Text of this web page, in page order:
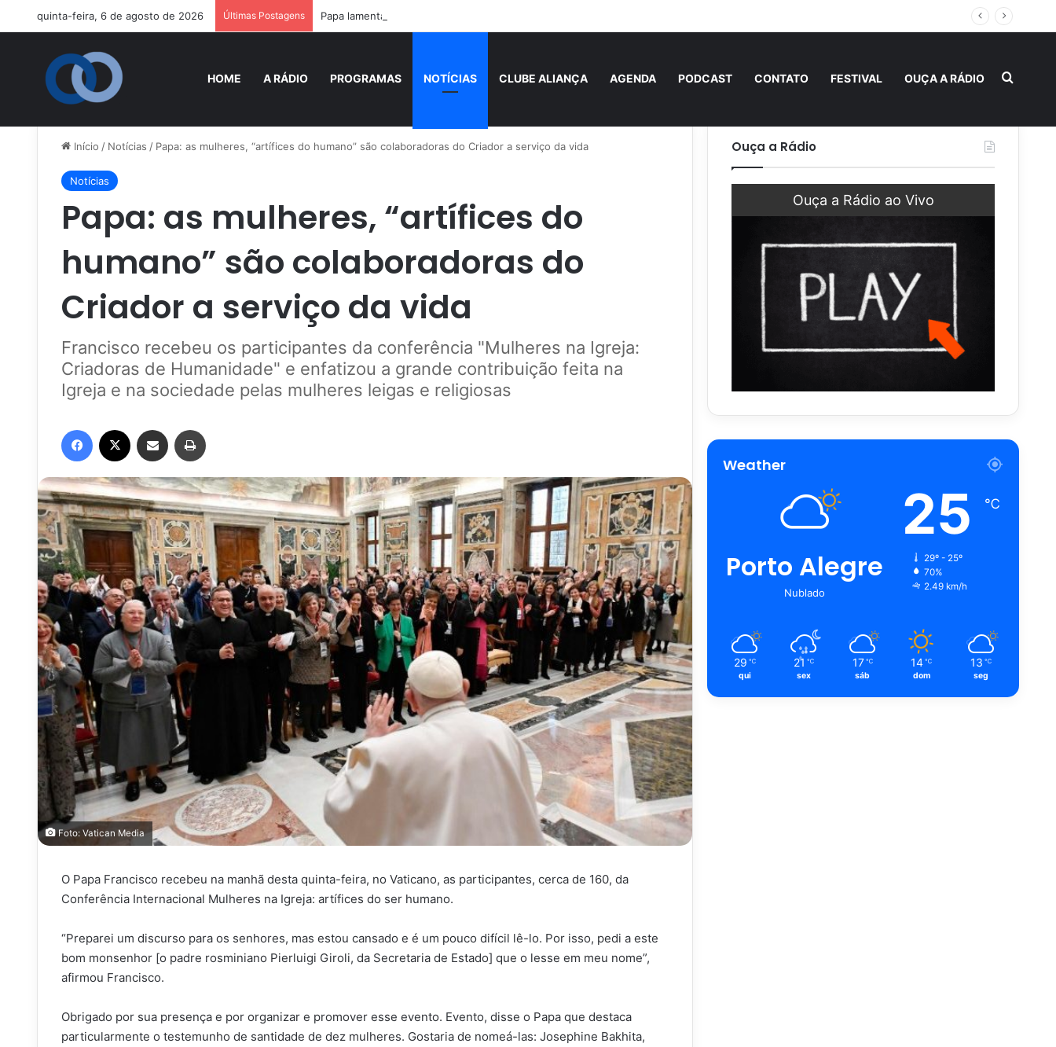
quinta-feira, 6 de agosto de 2026 Últimas Postagens Papa lamenta perda do hábito da oração nas famílias e convida fiéis a redescobrirem sua importância
HOME A RÁDIO PROGRAMAS NOTÍCIAS CLUBE ALIANÇA AGENDA PODCAST CONTATO FESTIVAL OUÇA A RÁDIO
Início / Notícias / Papa: as mulheres, “artífices do humano” são colaboradoras do Criador a serviço da vida
Notícias
Papa: as mulheres, “artífices do
humano” são colaboradoras do
Criador a serviço da vida
Francisco recebeu os participantes da conferência "Mulheres na Igreja:
Criadoras de Humanidade" e enfatizou a grande contribuição feita na
Igreja e na sociedade pelas mulheres leigas e religiosas
Foto: Vatican Media
O Papa Francisco recebeu na manhã desta quinta-feira, no Vaticano, as participantes, cerca de 160, da
Conferência Internacional Mulheres na Igreja: artífices do ser humano.
“Preparei um discurso para os senhores, mas estou cansado e é um pouco difícil lê-lo. Por isso, pedi a este
bom monsenhor [o padre rosminiano Pierluigi Giroli, da Secretaria de Estado] que o lesse em meu nome”,
afirmou Francisco.
Obrigado por sua presença e por organizar e promover esse evento. Evento, disse o Papa que destaca
particularmente o testemunho de santidade de dez mulheres. Gostaria de nomeá-las: Josephine Bakhita,
Ouça a Rádio
Ouça a Rádio ao Vivo
Weather
Porto Alegre
Nublado
25 ℃
29º - 25º
70%
2.49 km/h
29 ℃
qui
21 ℃
sex
17 ℃
sáb
14 ℃
dom
13 ℃
seg